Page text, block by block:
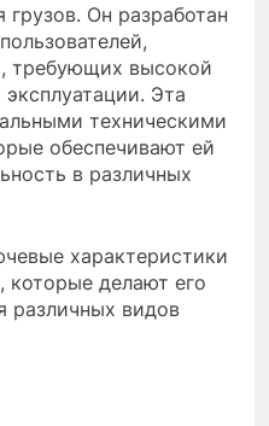
Он разработан
требующих высокой
Эта
техническими
обеспечивают ей
в различных
характеристики
которые делают его
различных видов